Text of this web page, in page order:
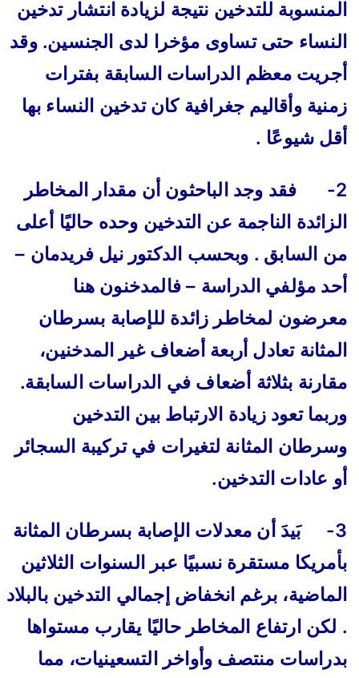
المنسوبة للتدخين نتيجة لزيادة انتشار تدخين
النساء حتى تساوى مؤخرا لدى الجنسين. وقد
أجريت معظم الدراسات السابقة بفترات
زمنية وأقاليم جغرافية كان تدخين النساء بها
أقل شيوعًا .
2- فقد وجد الباحثون أن مقدار المخاطر
الزائدة الناجمة عن التدخين وحده حاليًا أعلى
من السابق . وبحسب الدكتور نيل فريدمان –
أحد مؤلفي الدراسة – فالمدخنون هنا
معرضون لمخاطر زائدة للإصابة بسرطان
المثانة تعادل أربعة أضعاف غير المدخنين،
مقارنة بثلاثة أضعاف في الدراسات السابقة.
وربما تعود زيادة الارتباط بين التدخين
وسرطان المثانة لتغيرات في تركيبة السجائر
أو عادات التدخين.
3- بَيدَ أن معدلات الإصابة بسرطان المثانة
بأمريكا مستقرة نسبيًا عبر السنوات الثلاثين
الماضية، برغم انخفاض إجمالي التدخين بالبلاد
. لكن ارتفاع المخاطر حاليًا يقارب مستواها
بدراسات منتصف وأواخر التسعينيات، مما